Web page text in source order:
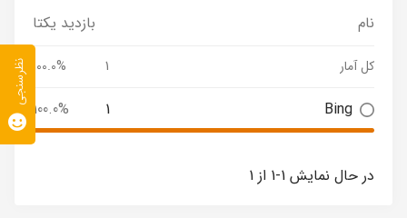
نام بازدید یکتا
کل آمار 1
100.0%
Bing
1
100.0%
در حال نمایش 1-1 از 1
نظرسنجی